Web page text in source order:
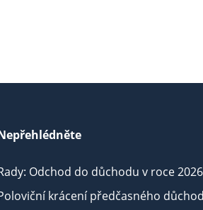
Odchod do důchodu v roce 2026
krácení předčasného